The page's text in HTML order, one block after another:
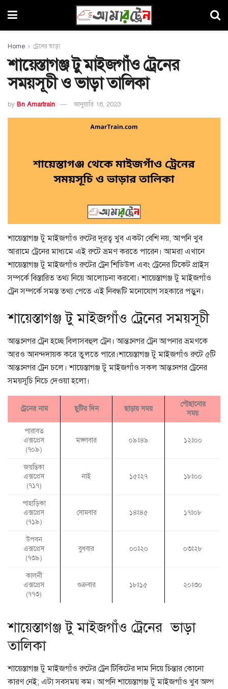
Home ট্রেনের ভাড়া
শায়েস্তাগঞ্জ টু মাইজগাঁও ট্রেনের
সময়সূচী ও ভাড়া তালিকা
by Bn Amartrain জানুয়ারি 18, 2023
শায়েস্তাগঞ্জ টু মাইজগাঁও রুটের দূরত্ব খুব একটা বেশি নয়, আপনি খুব
আরামে ট্রেনের মাধ্যমে এই রুটে ভ্রমণ করতে পারেন। আমরা এখানে
শায়েস্তাগঞ্জ টু মাইজগাঁও রুটের ট্রেন শিডিউল এবং ট্রেনের টিকেট প্রাইস
সম্পর্কে বিস্তারিত তথ্য নিয়ে আলোচনা করবো। শায়েস্তাগঞ্জ টু মাইজগাঁও
ট্রেন সম্পর্কে সমস্ত তথ্য পেতে এই নিবন্ধটি মনোযোগ সহকারে পড়ুন।
শায়েস্তাগঞ্জ টু মাইজগাঁও ট্রেনের সময়সূচী
আন্তঃনগর ট্রেন হচ্ছে বিলাসবহুল ট্রেন। আন্তঃনগর ট্রেন আপনার ভ্রমণকে
আরও আনন্দদায়ক করে তুলতে পারে।শায়েস্তাগঞ্জ টু মাইজগাঁও রুটে ৫টি
আন্তঃনগর ট্রেন চলে। শায়েস্তাগঞ্জ টু মাইজগাঁও সকল আন্তঃনগর ট্রেনের
সময়সূচি নিচে দেওয়া হলো।
ট্রেনের নাম ছুটির দিন ছাড়ায় সময়
পৌছানোর
সময়
পারাবত
এক্সপ্রেস
(৭০৯)
মঙ্গলবার ০৯ঃ৪৯ ১২ঃ০০
জয়ন্তিকা
এক্সপ্রেস
(৭১৭)
নাই ১৫ঃ২৭ ১৮ঃ০০
পাহাড়িকা
এক্সপ্রেস
(৭১৯)
সোমবার ১৪ঃ৪৫ ১৭ঃ০৮
উপবন
এক্সপ্রেস
(৭৩৯)
বুধবার ০০ঃ২০ ০৩ঃ২৮
কালনী
এক্সপ্রেস
(৭৭৩)
শুক্রবার ১৮ঃ১৫ ২০ঃ৩০
শায়েস্তাগঞ্জ টু মাইজগাঁও ট্রেনের ভাড়া
তালিকা
শায়েস্তাগঞ্জ টু মাইজগাঁও রুটের ট্রেন টিকিটের দাম নিয়ে চিন্তার কোনো
কারণ নেই; এটা সবসময় কম। আপনি শায়েস্তাগঞ্জ টু মাইজগাঁও খুব অল্প